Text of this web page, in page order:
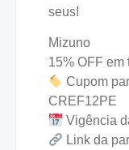
seus!
Mizuno
15% OFF em
Cupom
CREF12PE
Vigência
Link da